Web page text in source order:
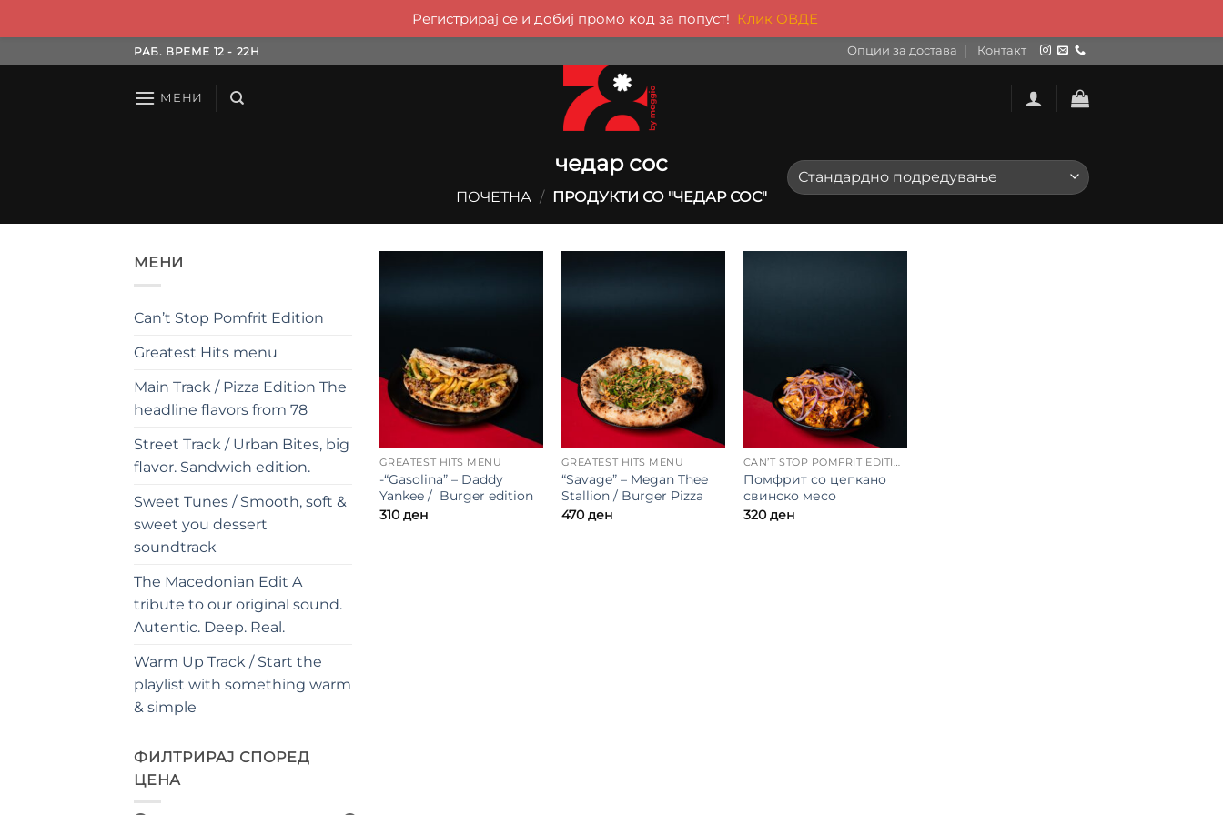
to
РАБ. ВРЕМЕ 12 - 22H Опции за достава Контакт
МЕНИ
чедар сос
ПОЧЕТНА / ПРОДУКТИ СО "ЧЕДАР СОС"
МЕНИ
Can’t Stop Pomfrit Edition
Greatest Hits menu
Main Track / Pizza Edition The
headline flavors from 78
Street Track / Urban Bites, big
flavor. Sandwich edition.
Sweet Tunes / Smooth, soft &
sweet you dessert
soundtrack
The Macedonian Edit A
tribute to our original sound.
Autentic. Deep. Real.
Warm Up Track / Start the
playlist with something warm
& simple
ФИЛТРИРАЈ СПОРЕД
ЦЕНА
GREATEST HITS MENU
-“Gasolina” – Daddy
Yankee / Burger edition
310ден
GREATEST HITS MENU
“Savage” – Megan Thee
Stallion / Burger Pizza
470ден
CAN’T STOP POMFRIT EDITION
Помфрит со цепкано
свинско месо
320ден
Регистрирај се и добиј промо код за попуст! Клик ОВДЕ